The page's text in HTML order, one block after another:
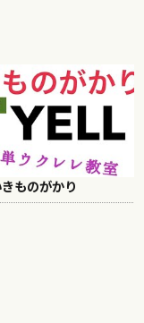
ものがかり